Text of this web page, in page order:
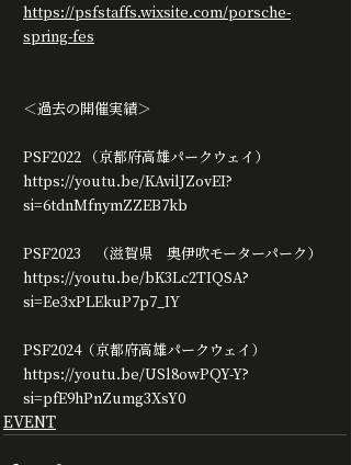
https://psfstaffs.wixsite.com/porsche-
spring-fes
＜過去の開催実績＞
PSF2022 （京都府高雄パークウェイ）
https://youtu.be/KAvilJZovEI?
si=6tdnMfnymZZEB7kb
PSF2023　（滋賀県　奥伊吹モーターパーク）
https://youtu.be/bK3Lc2TIQSA?
si=Ee3xPLEkuP7p7_IY
PSF2024（京都府高雄パークウェイ）
https://youtu.be/USl8owPQY-Y?
si=pfE9hPnZumg3XsY0
EVENT